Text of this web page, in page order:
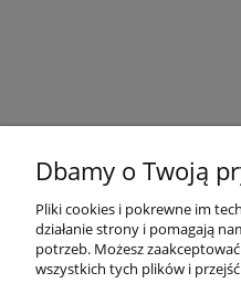
Dbamy o Twoją
Pliki cookies i pokrewne im
działanie strony i pomagają
potrzeb. Możesz
wszystkich tych plików i